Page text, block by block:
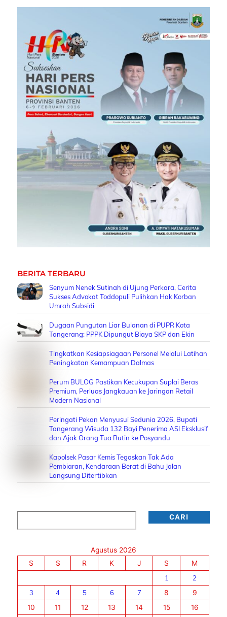
BERITA TERBARU
Senyum Nenek Sutinah di Ujung Perkara, Cerita
Sukses Advokat Toddopuli Pulihkan Hak Korban
Umrah Subsidi
Dugaan Pungutan Liar Bulanan di PUPR Kota
Tangerang: PPPK Dipungut Biaya SKP dan Ekin
Tingkatkan Kesiapsiagaan Personel Melalui Latihan
Peningkatan Kemampuan Dalmas
Perum BULOG Pastikan Kecukupan Suplai Beras
Premium, Perluas Jangkauan ke Jaringan Retail
Modern Nasional
Peringati Pekan Menyusui Sedunia 2026, Bupati
Tangerang Wisuda 132 Bayi Penerima ASI Eksklusif
dan Ajak Orang Tua Rutin ke Posyandu
Kapolsek Pasar Kemis Tegaskan Tak Ada
Pembiaran, Kendaraan Berat di Bahu Jalan
Langsung Ditertibkan
CARI
Agustus 2026
S
S R K J S
M
1
2
3
4 5 6 7 8
9
10
11 12 13 14 15
16